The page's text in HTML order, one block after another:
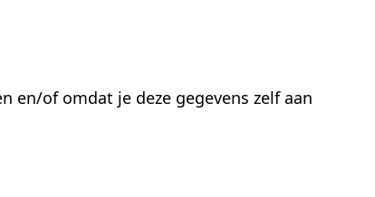
en/of omdat je deze gegevens zelf aan